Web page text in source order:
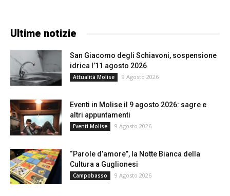
Ultime notizie
San Giacomo degli Schiavoni, sospensione
idrica l’11 agosto 2026
Attualità Molise 9 Agosto 2026
Eventi in Molise il 9 agosto 2026: sagre e
altri appuntamenti
Eventi Molise 9 Agosto 2026
“Parole d’amore”, la Notte Bianca della
Cultura a Guglionesi
Campobasso 9 Agosto 2026